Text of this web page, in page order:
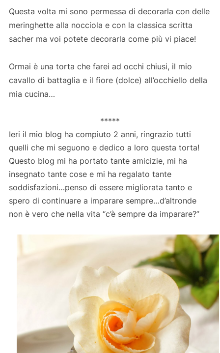
Questa volta mi sono permessa di decorarla con delle
meringhette alla nocciola e con la classica scritta
sacher ma voi potete decorarla come più vi piace!
Ormai è una torta che farei ad occhi chiusi, il mio
cavallo di battaglia e il fiore (dolce) all’occhiello della
mia cucina…
*****
Ieri il mio blog ha compiuto 2 anni, ringrazio tutti
quelli che mi seguono e dedico a loro questa torta!
Questo blog mi ha portato tante amicizie, mi ha
insegnato tante cose e mi ha regalato tante
soddisfazioni…penso di essere migliorata tanto e
spero di continuare a imparare sempre…d’altronde
non è vero che nella vita “c’è sempre da imparare?”